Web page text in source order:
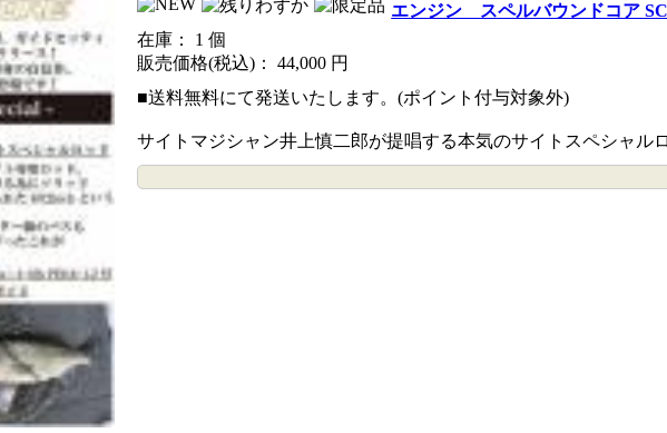
エンジン スペルバウンドコア
在庫： 1 個
販売価格(税込)：44,000 円
■送料無料にて発送いたします。(ポイント付与対象外)
サイトマジシャン井上慎二郎が提唱する本気のサイトスペシャル